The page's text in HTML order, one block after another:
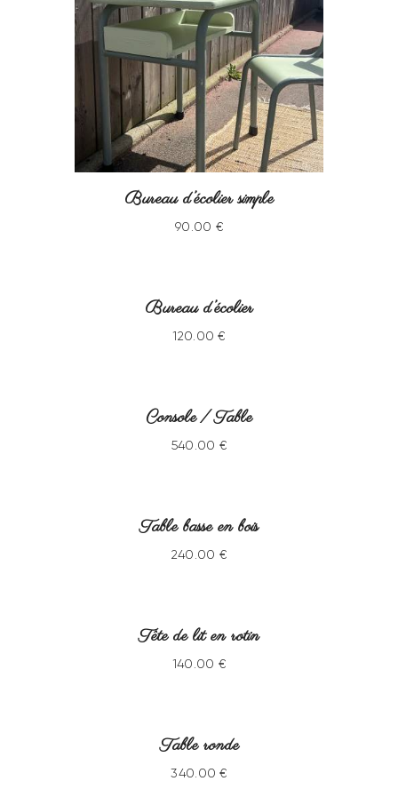
Bureau d’écolier simple
90.00 €
Bureau d’écolier
120.00 €
Console / Table
540.00 €
Table basse en bois
240.00 €
Tête de lit en rotin
140.00 €
Table ronde
340.00 €